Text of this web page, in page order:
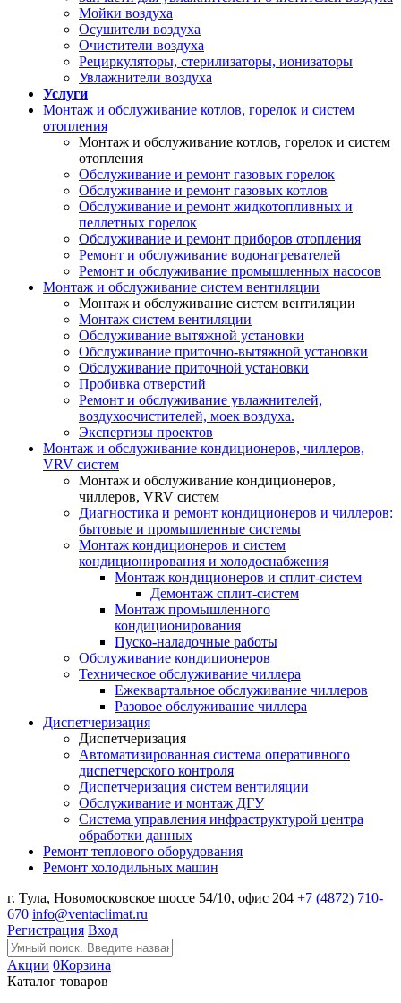
Мойки воздуха
Осушители воздуха
Очистители воздуха
Рециркуляторы, стерилизаторы, ионизаторы
Увлажнители воздуха
Услуги
Монтаж и обслуживание котлов, горелок и систем
отопления
Монтаж и обслуживание котлов, горелок и систем
отопления
Обслуживание и ремонт газовых горелок
Обслуживание и ремонт газовых котлов
Обслуживание и ремонт жидкотопливных и
пеллетных горелок
Обслуживание и ремонт приборов отопления
Ремонт и обслуживание водонагревателей
Ремонт и обслуживание промышленных насосов
Монтаж и обслуживание систем вентиляции
Монтаж и обслуживание систем вентиляции
Монтаж систем вентиляции
Обслуживание вытяжной установки
Обслуживание приточно-вытяжной установки
Обслуживание приточной установки
Пробивка отверстий
Ремонт и обслуживание увлажнителей,
воздухоочистителей, моек воздуха.
Экспертизы проектов
Монтаж и обслуживание кондиционеров, чиллеров,
VRV систем
Монтаж и обслуживание кондиционеров,
чиллеров, VRV систем
Диагностика и ремонт кондиционеров и чиллеров:
бытовые и промышленные системы
Монтаж кондиционеров и систем
кондиционирования и холодоснабжения
Монтаж кондиционеров и сплит-систем
Демонтаж сплит-систем
Монтаж промышленного
кондиционирования
Пуско-наладочные работы
Обслуживание кондиционеров
Техническое обслуживание чиллера
Ежеквартальное обслуживание чиллеров
Разовое обслуживание чиллера
Диспетчеризация
Диспетчеризация
Автоматизированная система оперативного
диспетчерского контроля
Диспетчеризация систем вентиляции
Обслуживание и монтаж ДГУ
Система управления инфраструктурой центра
обработки данных
Ремонт теплового оборудования
Ремонт холодильных машин
г. Тула, Новомосковское шоссе 54/10, офис 204 +7 (4872) 710-
670 info@ventaclimat.ru
Регистрация Вход
Акции 0Корзина
Каталог товаров